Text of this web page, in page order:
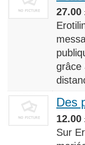
grâce
Des
Sur